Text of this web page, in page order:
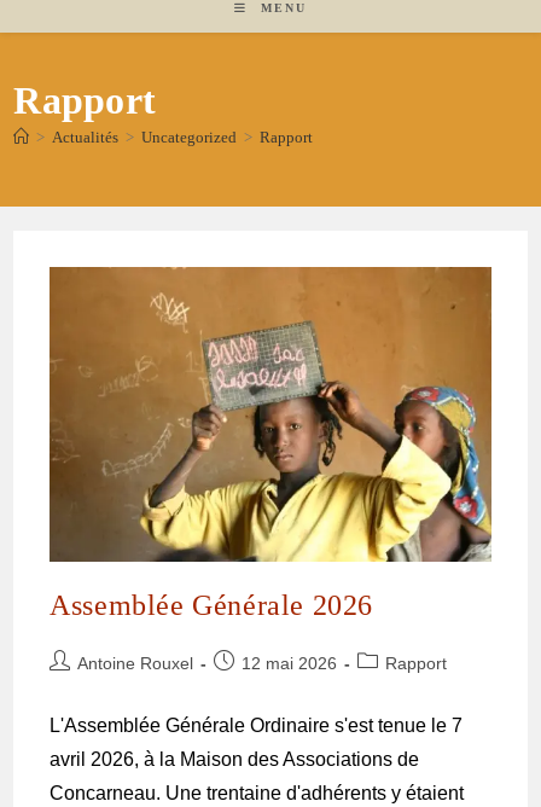
MENU
Rapport
> Actualités > Uncategorized > Rapport
Assemblée Générale 2026
Antoine Rouxel 12 mai 2026 Rapport
L'Assemblée Générale Ordinaire s'est tenue le 7
avril 2026, à la Maison des Associations de
Concarneau. Une trentaine d'adhérents y étaient